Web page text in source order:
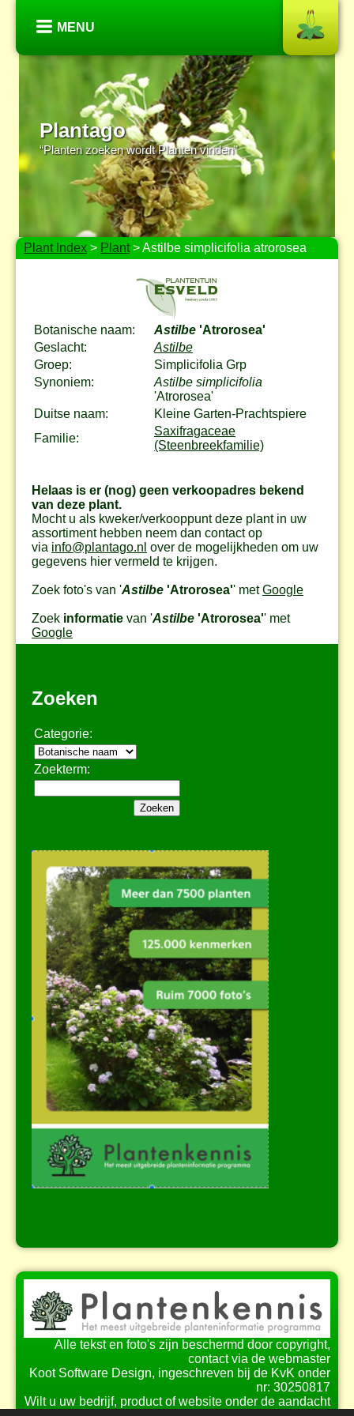
MENU
Plantago
“Planten zoeken wordt Planten vinden”
Plant Index > Plant> Astilbe simplicifolia atrorosea
Botanische naam: Astilbe 'Atrorosea'
Geslacht:
Astilbe
Groep:
Simplicifolia Grp
Synoniem:
Astilbe simplicifolia
'Atrorosea'
Duitse naam:
Kleine Garten-Prachtspiere
Familie:
Saxifragaceae
(Steenbreekfamilie)
Helaas is er (nog) geen verkoopadres bekend
van deze plant.
Mocht u als kweker/verkooppunt deze plant in uw
assortiment hebben neem dan contact op
via info@plantago.nl over de mogelijkheden om uw
gegevens hier vermeld te krijgen.
Zoek foto's van 'Astilbe 'Atrorosea'' metGoogle
Zoek informatie van 'Astilbe 'Atrorosea'' met
Google
Zoeken
Categorie:
Zoekterm:
Alle tekst en foto's zijn beschermd door copyright,
contact via de webmaster
Koot Software Design, ingeschreven bij de KvK onder
nr: 30250817
Wilt u uw bedrijf, product of website onder de aandacht